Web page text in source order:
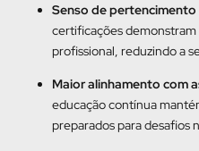
Senso de
certificações demonstram
profissional, reduzindo a
Maior alinhamento com
educação contínua
preparados para desafios